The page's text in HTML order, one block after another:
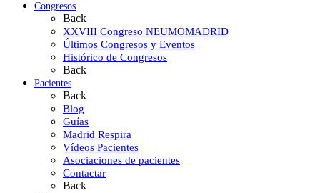
Congresos
Back
XXVIII Congreso NEUMOMADRID
Últimos Congresos y Eventos
Histórico de Congresos
Back
Pacientes
Back
Blog
Guías
Madrid Respira
Vídeos Pacientes
Asociaciones de pacientes
Contactar
Back